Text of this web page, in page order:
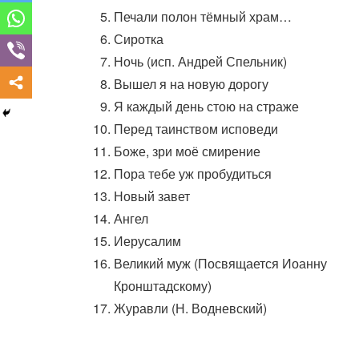
Печали полон тёмный храм…
Сиротка
Ночь (исп. Андрей Спельник)
Вышел я на новую дорогу
Я каждый день стою на страже
Перед таинством исповеди
Боже, зри моё смирение
Пора тебе уж пробудиться
Новый завет
Ангел
Иерусалим
Великий муж (Посвящается Иоанну
Кронштадскому)
Журавли (Н. Водневский)